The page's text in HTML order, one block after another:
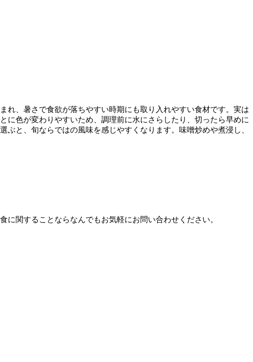
れ、暑さで食欲が落ちやすい時期にも取り入れやすい食材です。実は
に色が変わりやすいため、調理前に水にさらしたり、切ったら早めに
と、旬ならではの風味を感じやすくなります。味噌炒めや煮浸し、
関することならなんでもお気軽にお問い合わせください。